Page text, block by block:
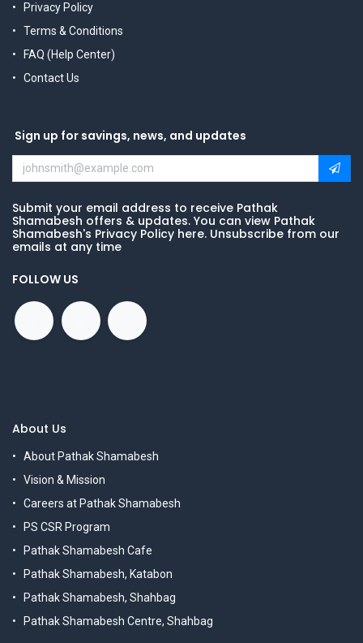
Privacy Policy
Terms & Conditions
FAQ (Help Center)
Contact Us
Sign up for savings, news, and updates
Submit your email address to receive Pathak
Shamabesh offers & updates. You can view Pathak
Shamabesh's Privacy Policy here. Unsubscribe from our
emails at any time
FOLLOW US
About Us
About Pathak Shamabesh
Vision & Mission
Careers at Pathak Shamabesh
PS CSR Program
Pathak Shamabesh Cafe
Pathak Shamabesh, Katabon
Pathak Shamabesh, Shahbag
Pathak Shamabesh Centre, Shahbag